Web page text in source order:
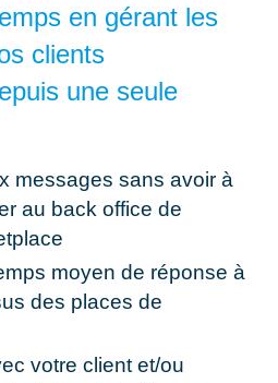
en gérant les
clients
une seule
messages sans avoir à
au back office de
moyen de réponse à
des places de
votre client et/ou